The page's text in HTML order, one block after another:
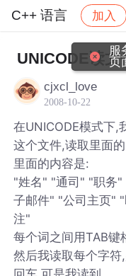
C++ 语言 加入
社区 C++ 语言
UNICODE读文
cjxcl_love
2008-10-22
在UNICODE模式下,
这个文件,读取里面
里面的内容是:
"姓名" "通司" "职务
子邮件" "公司主页"
注"
每个词之间用TAB键
然后我读取每个字
服
页